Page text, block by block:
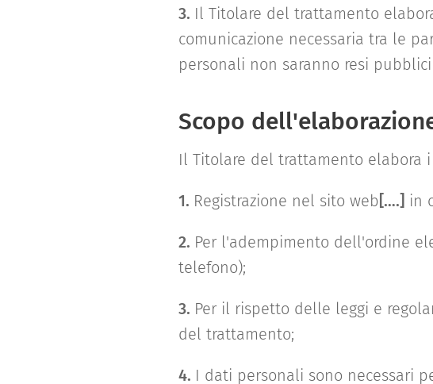
3. Il Titolare del trattamento
comunicazione necessaria tra le
personali non saranno resi
Scopo
Il Titolare del trattamento elabora
1. Registrazione nel sito web[….] in
2. Per l'adempimento dell'ordine
telefono);
3. Per il rispetto delle leggi e
del trattamento;
4. I dati personali sono necessari